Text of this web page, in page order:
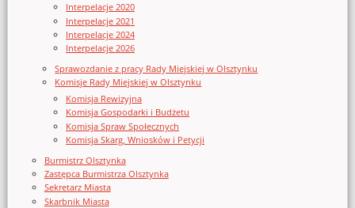
Interpelacje 2020
Interpelacje 2021
Interpelacje 2024
Interpelacje 2026
Sprawozdanie z pracy Rady Miejskiej w Olsztynku
Komisje Rady Miejskiej w Olsztynku
Komisja Rewizyjna
Komisja Gospodarki i Budżetu
Komisja Spraw Społecznych
Komisja Skarg, Wniosków i Petycji
Burmistrz Olsztynka
Zastępca Burmistrza Olsztynka
Sekretarz Miasta
Skarbnik Miasta